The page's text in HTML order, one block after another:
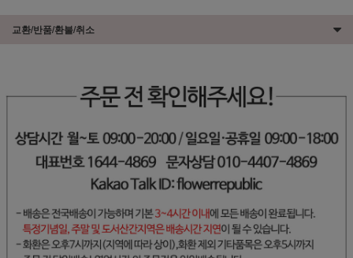
교환/반품/환불/취소